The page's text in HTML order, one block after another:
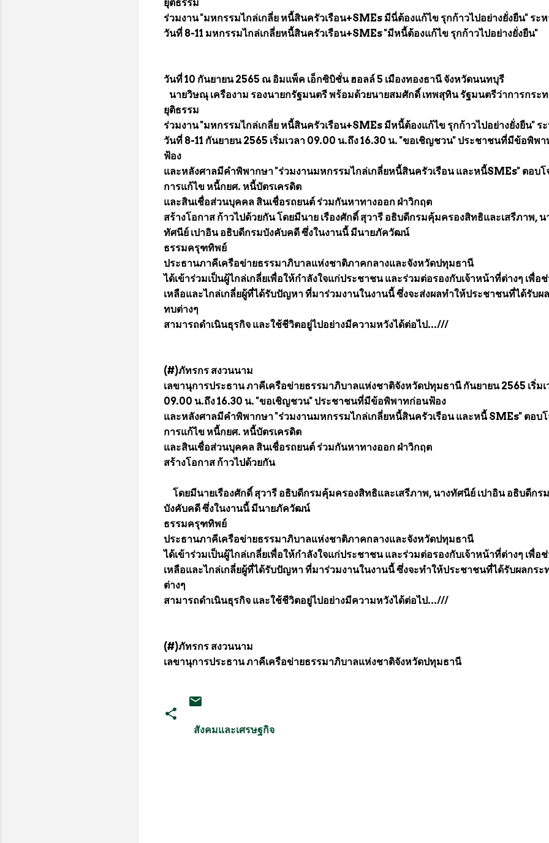
ยุติธรรม
ร่วมงาน "มหกรรมไกล่เกลี่ย หนี้สินครัวเรือน+SMEs มีนี่ต้องแก้ไข รุกก้าวไปอย่างยั่งยืน" ระห
วันที่ 8-11 มหกรรมไกล่เกลี่ยหนี้สินครัวเรือน+SMEs "มีหนี้ต้องแก้ไข รุกก้าวไปอย่างยั่งยืน"
วันที่ 10 กันยายน 2565 ณ อิมแพ็ค เอ็กซิบิชั่น ฮอลล์ 5 เมืองทองธานี จังหวัดนนทบุรี
นายวิษณุ เครืองาม รองนายกรัฐมนตรี พร้อมด้วยนายสมศักดิ์ เทพสุทิน รัฐมนตรีว่าการกระท
ยุติธรรม
ร่วมงาน "มหกรรมไกล่เกลี่ย หนี้สินครัวเรือน+SMEs มีหนี้ต้องแก้ไข รุกก้าวไปอย่างยั่งยืน" ร
วันที่ 8-11 กันยายน 2565 เริ่มเวลา 09.00 น.ถึง 16.30 น. "ขอเชิญชวน" ประชาชนที่มีข้อพิพ
ฟ้อง
และหลังศาลมีคำพิพากษา "ร่วมงานมหกรรมไกล่เกลี่ยหนี้สินครัวเรือน และหนี้SMEs" ตอบโ
การแก้ไข หนี้กยศ. หนี้บัตรเครดิต
และสินเชื่อส่วนบุคคล สินเชื่อรถยนต์ ร่วมกันหาทางออก ฝ่าวิกฤต
สร้างโอกาส ก้าวไปด้วยกัน โดยมีนาย เรืองศักดิ์ สุวารี อธิบดีกรมคุ้มครองสิทธิและเสรีภาพ, น
ทัศนีย์ เปาอิน อธิบดีกรมบังคับคดี ซึ่งในงานนี้ มีนายภัควัฒน์
ธรรมครุฑทิพย์
ประธานภาคีเครือข่ายธรรมาภิบาลแห่งชาติภาคกลางและจังหวัดปทุมธานี
ได้เข้าร่วมเป็นผู้ไกล่เกลี่ยเพื่อให้กำลังใจแก่ประชาชน และร่วมต่อรองกับเจ้าหน้าที่ต่างๆ เพื่อ
เหลือและไกล่เกลี่ยผู้ที่ได้รับปัญหา ที่มาร่วมงานในงานนี้ ซึ่งจะส่งผลทำให้ประชาชนที่ได้รับผ
ทบต่างๆ
สามารถดำเนินธุรกิจ และใช้ชีวิตอยู่ไปอย่างมีความหวังได้ต่อไป...///
(#)ภัทรกร สงวนนาม
เลขานุการประธาน ภาคีเครือข่ายธรรมาภิบาลแห่งชาติจังหวัดปทุมธานี กันยายน 2565 เริ่มเ
09.00 น.ถึง 16.30 น. "ขอเชิญชวน" ประชาชนที่มีข้อพิพาทก่อนฟ้อง
และหลังศาลมีคำพิพากษา "ร่วมงานมหกรรมไกล่เกลี่ยหนี้สินครัวเรือน และหนี้ SMEs" ตอบ
การแก้ไข หนี้กยศ. หนี้บัตรเครดิต
และสินเชื่อส่วนบุคคล สินเชื่อรถยนต์ ร่วมกันหาทางออก ฝ่าวิกฤต
สร้างโอกาส ก้าวไปด้วยกัน
โดยมีนายเรืองศักดิ์ สุวารี อธิบดีกรมคุ้มครองสิทธิและเสรีภาพ, นางทัศนีย์ เปาอิน อธิบดีกรม
บังคับคดี ซึ่งในงานนี้ มีนายภัควัฒน์
ธรรมครุฑทิพย์
ประธานภาคีเครือข่ายธรรมาภิบาลแห่งชาติภาคกลางและจังหวัดปทุมธานี
ได้เข้าร่วมเป็นผู้ไกล่เกลี่ยเพื่อให้กำลังใจแก่ประชาชน และร่วมต่อรองกับเจ้าหน้าที่ต่างๆ เพื่อ
เหลือและไกล่เกลี่ยผู้ที่ได้รับปัญหา ที่มาร่วมงานในงานนี้ ซึ่งจะทำให้ประชาชนที่ได้รับผลกระ
ต่างๆ
สามารถดำเนินธุรกิจ และใช้ชีวิตอยู่ไปอย่างมีความหวังได้ต่อไป...///
(#)ภัทรกร สงวนนาม
เลขานุการประธาน ภาคีเครือข่ายธรรมาภิบาลแห่งชาติจังหวัดปทุมธานี
สังคมและเศรษฐกิจ